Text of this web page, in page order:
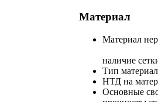
Материал
Материал
наличие
Тип
НТД на
Основные